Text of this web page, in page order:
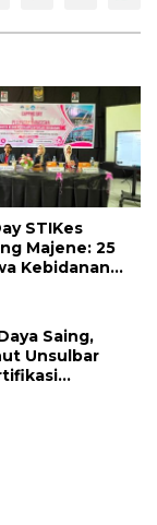
STIKes
Majene: 25
Kebidanan
Saing,
Unsulbar